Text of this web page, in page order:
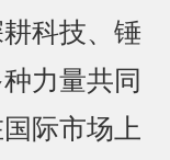
科技、锤
力量共同
际市场上